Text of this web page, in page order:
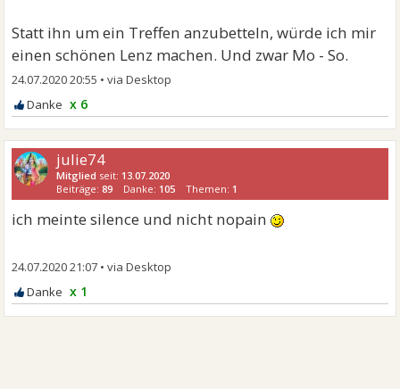
Statt ihn um ein Treffen anzubetteln, würde ich mir
einen schönen Lenz machen. Und zwar Mo - So.
24.07.2020 20:55 •
x 6
julie74
Mitglied seit: 13.07.2020
Beiträge:89 Danke: 105 Themen: 1
ich meinte silence und nicht nopain
24.07.2020 21:07 •
x 1